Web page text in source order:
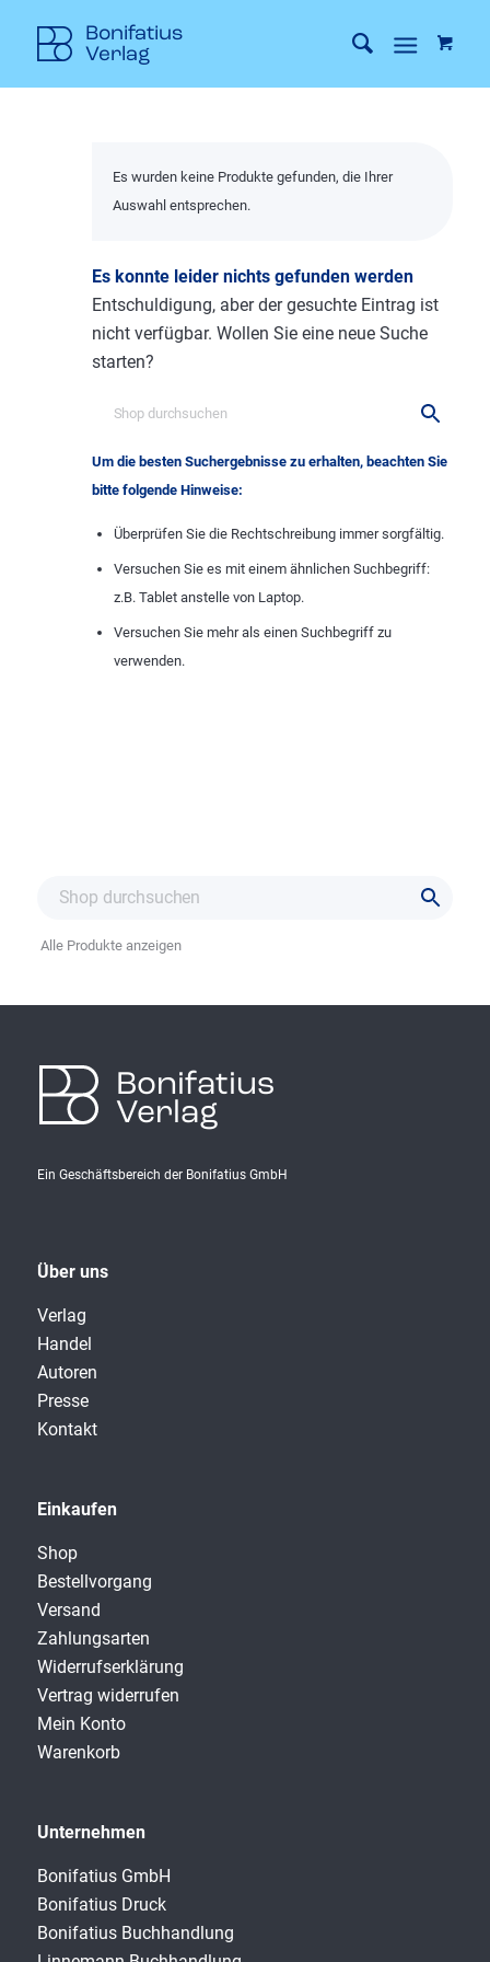
Es wurden keine Produkte gefunden, die Ihrer
Auswahl entsprechen.
Es konnte leider nichts gefunden werden
Entschuldigung, aber der gesuchte Eintrag ist
nicht verfügbar. Wollen Sie eine neue Suche
starten?
Um die besten Suchergebnisse zu erhalten, beachten Sie
bitte folgende Hinweise:
Überprüfen Sie die Rechtschreibung immer sorgfältig.
Versuchen Sie es mit einem ähnlichen Suchbegriff:
z.B. Tablet anstelle von Laptop.
Versuchen Sie mehr als einen Suchbegriff zu
verwenden.
Alle Produkte anzeigen
Bonifatius
Verlag
Ein Geschäftsbereich der Bonifatius GmbH
Über uns
Verlag
Handel
Autoren
Presse
Kontakt
Einkaufen
Shop
Bestellvorgang
Versand
Zahlungsarten
Widerrufserklärung
Vertrag widerrufen
Mein Konto
Warenkorb
Unternehmen
Bonifatius GmbH
Bonifatius Druck
Bonifatius Buchhandlung